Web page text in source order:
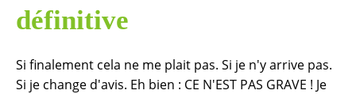
définitive
Si finalement cela ne me plait pas. Si je n'y arrive pas.
Si je change d'avis. Eh bien : CE N'EST PAS GRAVE ! Je